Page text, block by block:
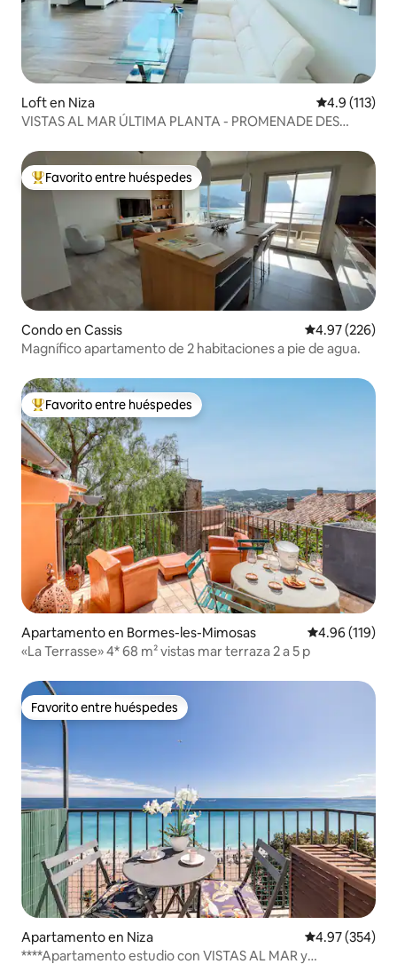
Loft en Niza Calificación
4.9 (113)
VISTAS AL MAR ÚLTIMA PLANTA - PROMENADE DES
Favorito entre huéspedes preferido
Favorito entre huéspedes
Condo en Cassis Calificación
4.97 (226)
Magnífico apartamento de 2 habitaciones a pie de agua.
Favorito entre huéspedes preferido
Favorito entre huéspedes
Apartamento en Bormes-les-Mimosas Calificación
4.96 (119)
«La Terrasse» 4* 68 m² vistas mar terraza 2 a 5 p
Favorito entre huéspedes
Favorito entre huéspedes
Apartamento en Niza Calificación
4.97 (354)
****Apartamento estudio con VISTAS AL MAR y